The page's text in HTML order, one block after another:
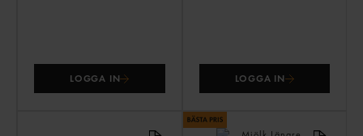
LOGGA IN LOGGA IN